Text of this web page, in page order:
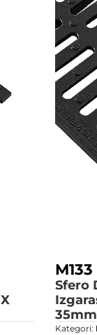
M133
Sfero
Kategori: